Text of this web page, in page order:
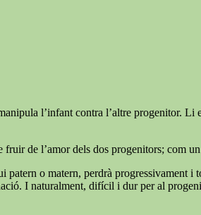
l’infant contra l’altre progenitor.
de l’amor dels dos progenitors; com
o matern, perdrà progressivament i
I naturalment, difícil i dur per al